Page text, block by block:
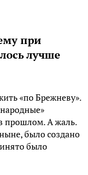
при
лучше
«по Брежневу».
прошлом. А жаль.
было создано
было